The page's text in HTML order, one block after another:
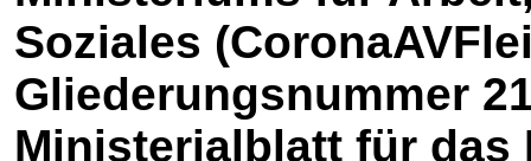
Soziales
Gliederungsnummer
Ministerialblatt für das